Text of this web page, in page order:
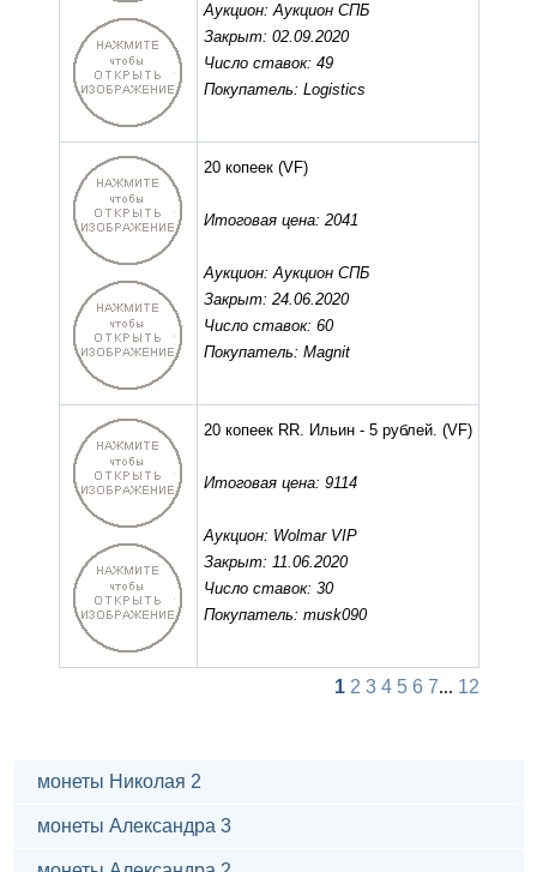
Аукцион: Аукцион СПБ
Закрыт: 02.09.2020
Число ставок: 49
Покупатель: Logistics
20 копеек(VF)
Итоговая цена: 2041
Аукцион: Аукцион СПБ
Закрыт: 24.06.2020
Число ставок: 60
Покупатель: Magnit
20 копеек RR. Ильин - 5 рублей. (VF)
Итоговая цена: 9114
Аукцион: Wolmar VIP
Закрыт: 11.06.2020
Число ставок: 30
Покупатель: musk090
1 2 3 4 5 6 7... 12
монеты Николая 2
монеты Александра 3